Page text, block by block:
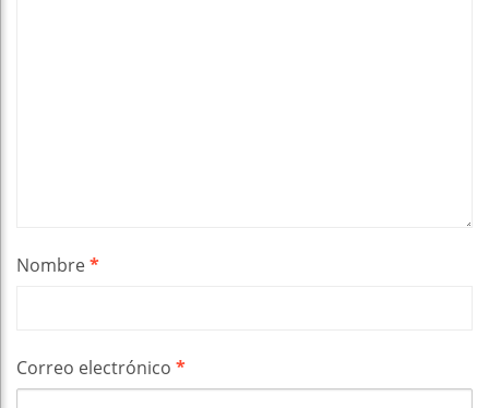
Nombre*
Correo electrónico *